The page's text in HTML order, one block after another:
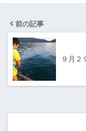
前の記事
９月